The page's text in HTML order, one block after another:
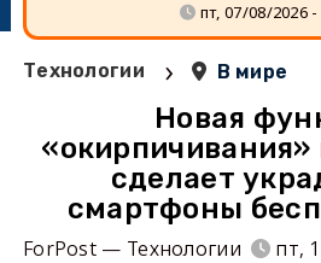
пт, 07/08/2026 -
Технологии › В мире
Новая
«окирпичивания»
сделает
смартфоны
ForPost — Технологии
пт,